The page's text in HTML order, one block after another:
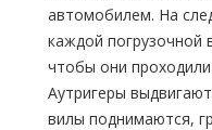
автомобилем. На
каждой погрузочной
чтобы они
Аутригеры
вилы поднимаются,